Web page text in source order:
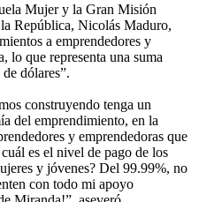
Mujer y la Gran Misión
República, Nicolás Maduro,
a emprendedores y
lo que representa una suma
dólares”.
construyendo tenga un
del emprendimiento, en la
y emprendedoras que
es el nivel de pago de los
y jóvenes? Del 99.99%, no
con todo mi apoyo